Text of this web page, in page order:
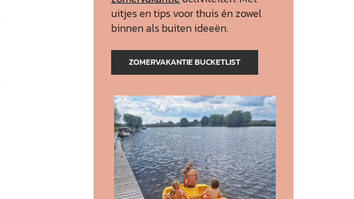
uitjes en tips voor thuis én zowel
binnen als buiten ideeën.
ZOMERVAKANTIE BUCKETLIST